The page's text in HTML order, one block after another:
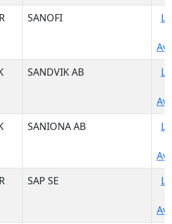
SANOFI
SANDVIK AB
SANIONA AB
SAP SE